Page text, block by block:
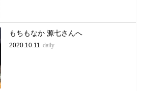
もちもなか 源七さんへ
2020.10.11 daily